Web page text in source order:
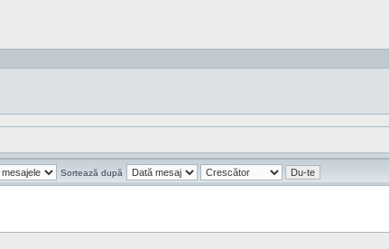
Sortează după